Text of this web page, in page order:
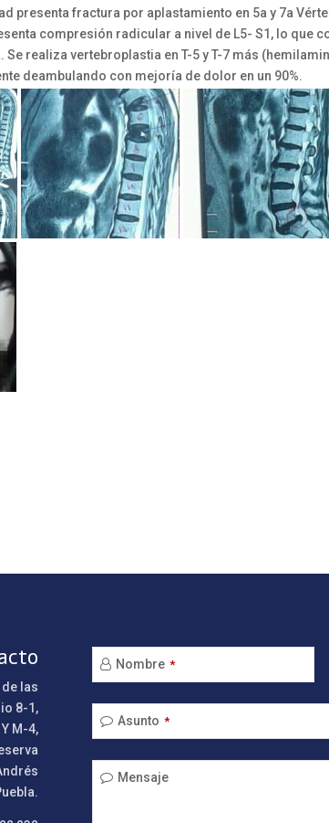
presenta fractura por aplastamiento en 5a y 7a
compresión radicular a nivel de L5- S1, lo que
Se realiza vertebroplastia en T-5 y T-7 más
deambulando con mejoría de dolor en un 90%.
las
8-1,
M-4,
Nombre *
Asunto *
Mensaje